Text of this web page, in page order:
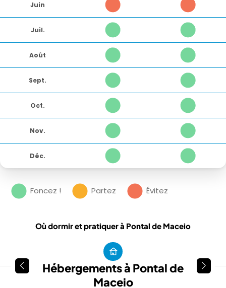
Juin
Juil.
Août
Sept.
Oct.
Nov.
Déc.
Foncez ! Partez Évitez
Où dormir et pratiquer à Pontal de Maceio
Hébergements à Pontal de
Maceio